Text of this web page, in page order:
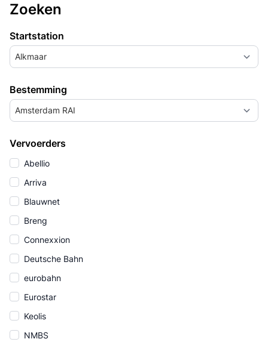
Zoeken
Startstation
Alkmaar
Bestemming
Amsterdam RAI
Vervoerders
Abellio
Arriva
Blauwnet
Breng
Connexxion
Deutsche Bahn
eurobahn
Eurostar
Keolis
NMBS